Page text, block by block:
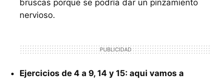
bruscas porque se podría dar un pinzamiento
nervioso.
Ejercicios de 4 a 9, 14 y 15: aqui vamos a